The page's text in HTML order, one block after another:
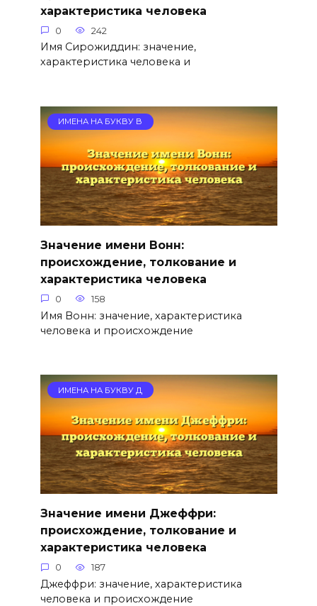
характеристика человека
0 242
Имя Сирожиддин: значение,
характеристика человека и
ИМЕНА НА БУКВУ В
Значение имени Вонн:
происхождение, толкование и
характеристика человека
0 158
Имя Вонн: значение, характеристика
человека и происхождение
ИМЕНА НА БУКВУ Д
Значение имени Джеффри:
происхождение, толкование и
характеристика человека
0 187
Джеффри: значение, характеристика
человека и происхождение